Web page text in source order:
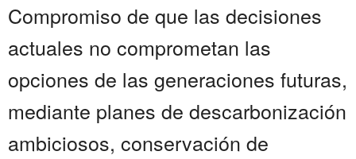
Compromiso de que las decisiones
actuales no comprometan las
opciones de las generaciones futuras,
mediante planes de descarbonización
ambiciosos, conservación de